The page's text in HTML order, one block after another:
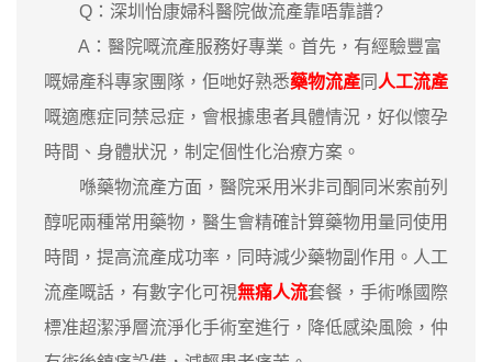
Q：深圳怡康婦科醫院做流產靠唔靠譜?
A：醫院嘅流產服務好專業。首先，有經驗豐富
嘅婦產科專家團隊，佢哋好熟悉藥物流產 同 人工流產
嘅適應症同禁忌症，會根據患者具體情況，好似懷孕
時間、身體狀況，制定個性化治療方案。
喺藥物流產方面，醫院采用米非司酮同米索前列
醇呢兩種常用藥物，醫生會精確計算藥物用量同使用
時間，提高流產成功率，同時減少藥物副作用。人工
流產嘅話，有數字化可視無痛人流套餐，手術喺國際
標准超潔淨層流淨化手術室進行，降低感染風險，仲